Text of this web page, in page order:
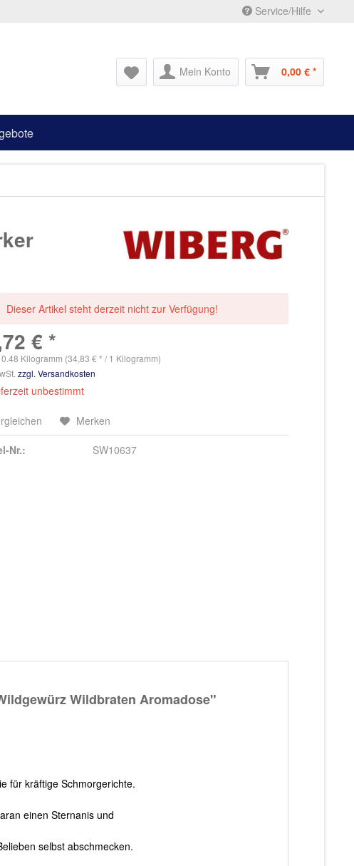
Service/Hilfe
Mein Konto 0,00 € *
Dieser Artikel steht derzeit nicht zur Verfügung!
€ *
0.48 Kilogramm (34,83 € * / 1 Kilogramm)
zzgl. Versandkosten
unbestimmt
Merken
Nr.: SW10637
Wildbraten Aromadose"
für kräftige Schmorgerichte.
einen Sternanis und
selbst abschmecken.